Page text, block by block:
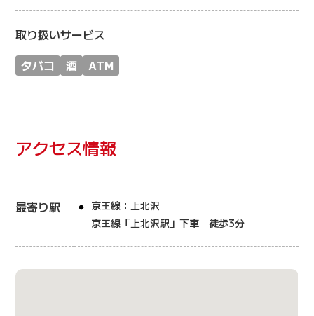
取り扱いサービス
タバコ
酒 ATM
アクセス情報
最寄り駅
京王線：上北沢
京王線「上北沢駅」下車 徒歩3分